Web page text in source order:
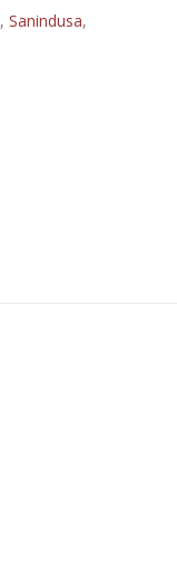
, Sanindusa,